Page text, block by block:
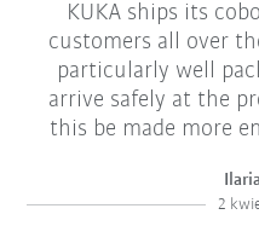
KUKA ships its
customers all over
particularly well
arrive safely at the
this be made more
2